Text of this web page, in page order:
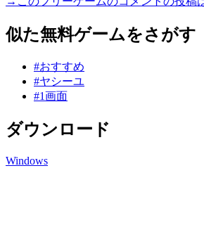
似た無料ゲームをさがす
#おすすめ
#ヤシーユ
#1画面
ダウンロード
Windows